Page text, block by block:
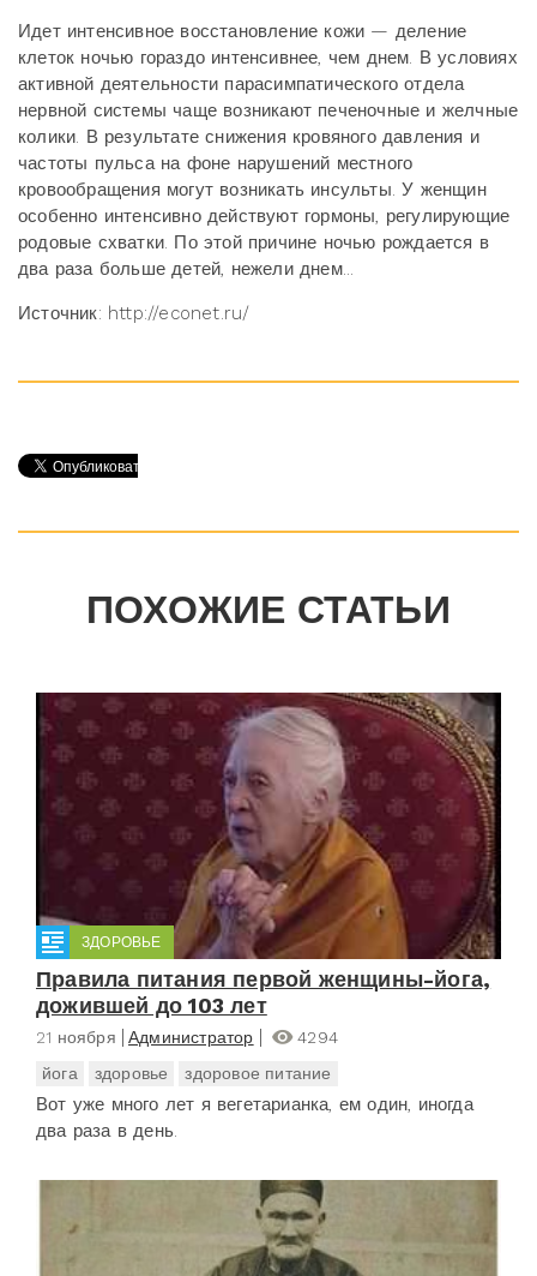
Идет интенсивное восстановление кожи — деление
клеток ночью гораздо интенсивнее, чем днем. В условиях
активной деятельности парасимпатического отдела
нервной системы чаще возникают печеночные и желчные
колики. В результате снижения кровяного давления и
частоты пульса на фоне нарушений местного
кровообращения могут возникать инсульты. У женщин
особенно интенсивно действуют гормоны, регулирующие
родовые схватки. По этой причине ночью рождается в
два раза больше детей, нежели днем...
Источник: http://econet.ru/
ПОХОЖИЕ СТАТЬИ
ЗДОРОВЬЕ
Правила питания первой женщины-йога,
дожившей до 103 лет
21 ноября Администратор
4294
йога
здоровье здоровое питание
Вот уже много лет я вегетарианка, ем один, иногда
два раза в день.